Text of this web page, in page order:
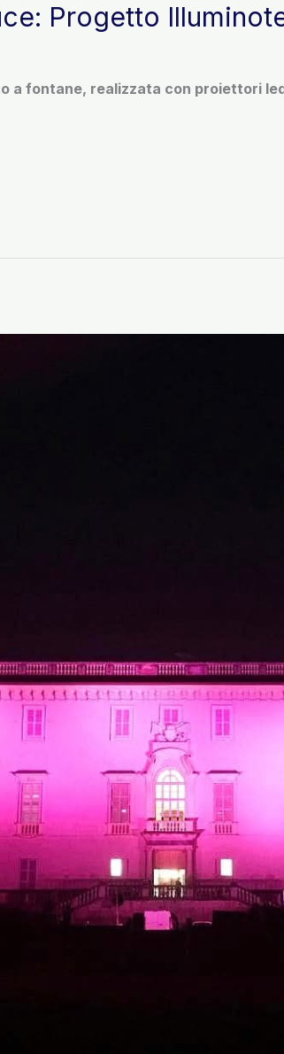
Progetto
a fontane, realizzata con proiettori